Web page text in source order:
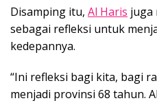
Disamping itu, Al Haris juga
sebagai refleksi untuk
kedepannya.
“Ini refleksi bagi kita, bagi
menjadi provinsi 68 tahun.